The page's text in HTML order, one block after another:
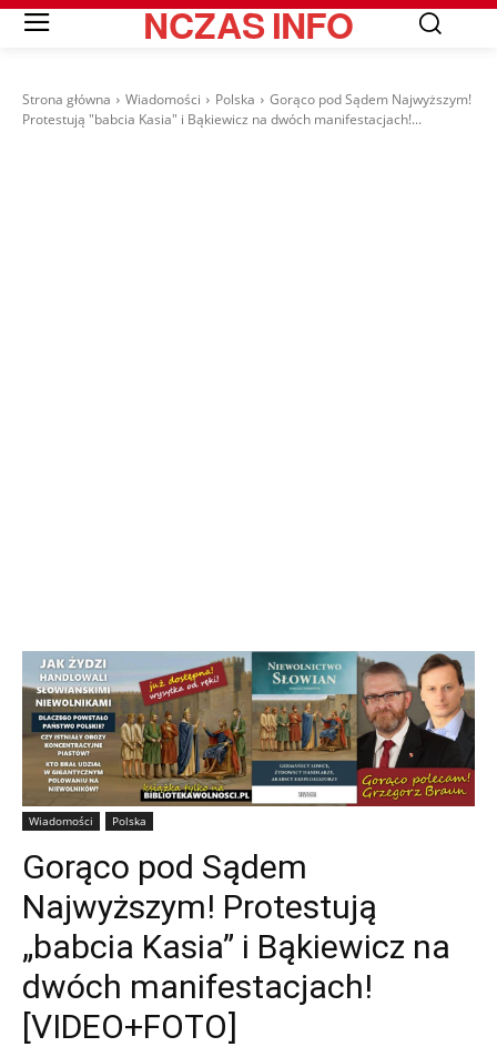
NCZASINFO
Strona główna Wiadomości Polska
Gorąco pod Sądem Najwyższym!
Protestują "babcia Kasia" i Bąkiewicz na dwóch manifestacjach!...
Wiadomości Polska
Gorąco pod Sądem
Najwyższym! Protestują
„babcia Kasia” i Bąkiewicz na
dwóch manifestacjach!
[VIDEO+FOTO]